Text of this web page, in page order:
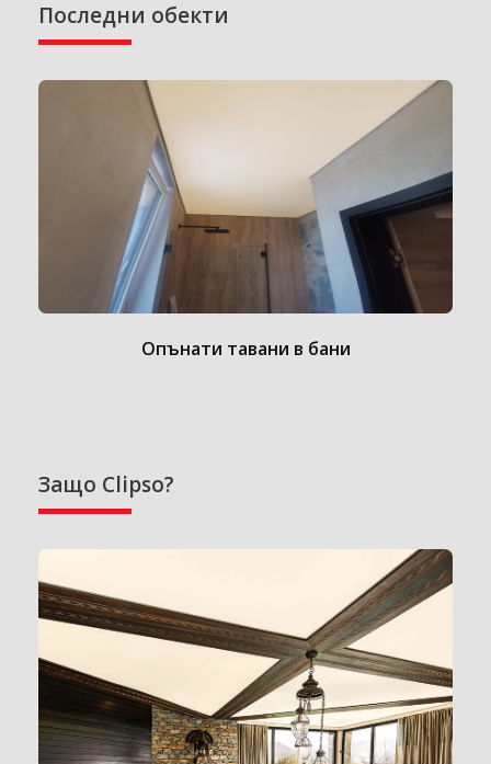
Последни обекти
Опънати тавани в бани
Защо Clipso?